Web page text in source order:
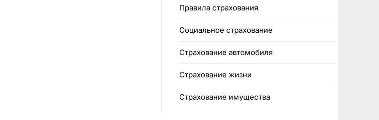
Правила страхования
Социальное страхование
Страхование автомобиля
Страхование жизни
Страхование имущества